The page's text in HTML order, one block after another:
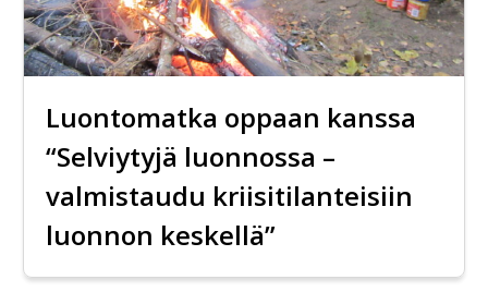
Luontomatka oppaan kanssa
“Selviytyjä luonnossa –
valmistaudu kriisitilanteisiin
luonnon keskellä”